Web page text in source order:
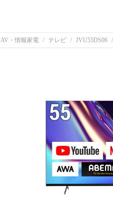
AV・情報家電 テレビ JVU55DS06